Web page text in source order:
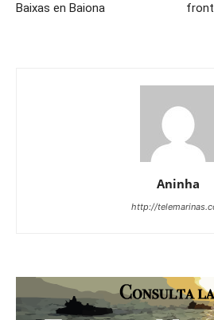
Baixas en Baiona
Aninha
http://